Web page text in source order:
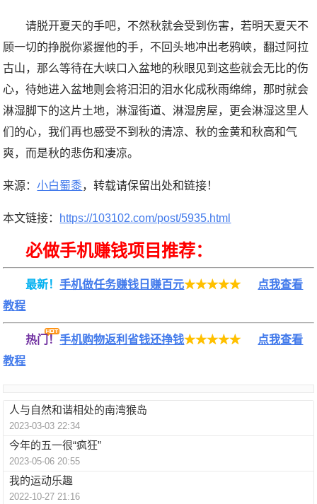
请脱开夏天的手吧，不然秋就会受到伤害，若明天夏天不
顾一切的挣脱你紧握他的手，不回头地冲出老鸦峡，翻过阿拉
古山，那么等待在大峡口入盆地的秋眼见到这些就会无比的伤
心，待她进入盆地则会将汩汩的泪水化成秋雨绵绵，那时就会
淋湿脚下的这片土地，淋湿街道、淋湿房屋，更会淋湿这里人
们的心，我们再也感受不到秋的清凉、秋的金黄和秋高和气
爽，而是秋的悲伤和凄凉。
来源：小白蜀黍，转载请保留出处和链接！
本文链接： https://103102.com/post/5935.html
必做手机赚钱项目推荐：
最新！手机做任务赚钱日赚百元★★★★★
点我查看
教程
热门！手机购物返利省钱还挣钱★★★★★
点我查看
教程
人与自然和谐相处的南湾猴岛
2023-03-03 22:34
今年的五一很“疯狂”
2023-05-06 20:55
我的运动乐趣
2022-10-27 21:16